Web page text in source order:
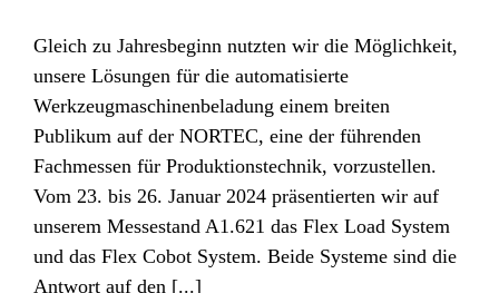
NORTEC 2024
Gleich zu Jahresbeginn nutzten wir die Möglichkeit,
unsere Lösungen für die automatisierte
Werkzeugmaschinenbeladung einem breiten
Publikum auf der NORTEC, eine der führenden
Fachmessen für Produktionstechnik, vorzustellen.
Vom 23. bis 26. Januar 2024 präsentierten wir auf
unserem Messestand A1.621 das Flex Load System
und das Flex Cobot System. Beide Systeme sind die
Antwort auf den [...]